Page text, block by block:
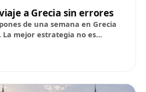
a Grecia sin errores
de una semana en Grecia
mejor estrategia no es